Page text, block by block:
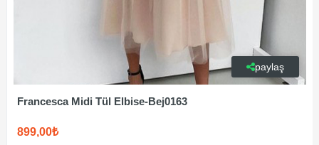
paylaş
Francesca Midi Tül Elbise-Bej0163
899,00₺